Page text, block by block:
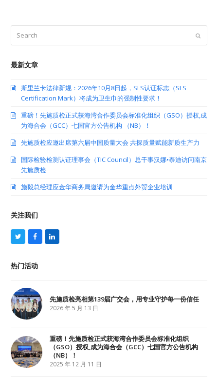
最新文章
斯里兰卡法律新规：2026年10月8日起，SLS认证标志（SLS
Certification Mark）将成为卫生巾的强制性要求！
重磅！先施质检正式获海湾合作委员会标准化组织（GSO）授权,成
为海合会（GCC）七国官方公告机构 （NB）！
先施质检应邀出席第六届中国质量大会 共探质量赋能新质生产力
国际检验检测认证理事会（TIC Council）总干事汉娜•泰迪访问南京
先施质检
施毅总经理应金华商务局邀请为金华重点外贸企业培训
关注我们
T
w
t
t
F
a
b
L
i
热门活动
先施质检亮相第139届广交会，用专业守护每一份信任
2026 年 5 月 13 日
重磅！先施质检正式获海湾合作委员会标准化组织
（GSO）授权,成为海合会（GCC）七国官方公告机构
（NB）！
2025 年 12 月 11 日